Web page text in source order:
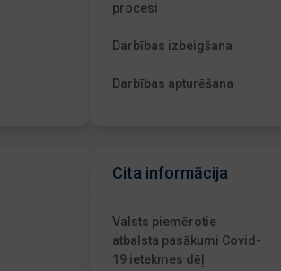
procesi
Darbības izbeigšana
Darbības apturēšana
Cita informācija
Valsts piemērotie
atbalsta pasākumi Covid-
19 ietekmes dēļ